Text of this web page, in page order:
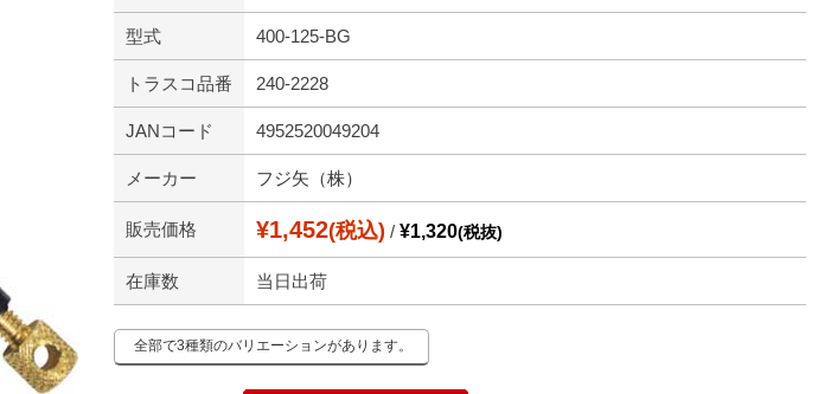
型式 400-125-BG
トラスコ品番 240-2228
JANコード 4952520049204
メーカー フジ矢（株）
販売価格 ¥1,452(税込) / ¥1,320(税抜)
在庫数 当日出荷
全部で3種類のバリエーションがあります。